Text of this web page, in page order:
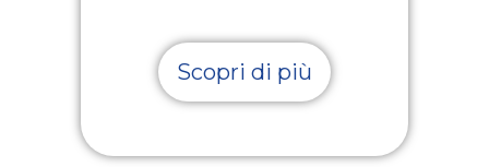
Scopri di più